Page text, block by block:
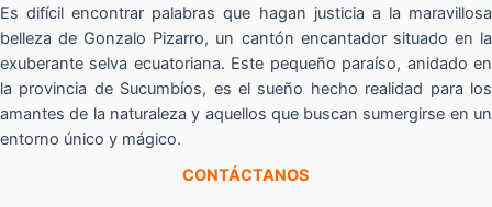
Es difícil encontrar palabras que hagan justicia a la maravillosa
belleza de Gonzalo Pizarro, un cantón encantador situado en la
exuberante selva ecuatoriana. Este pequeño paraíso, anidado en
la provincia de Sucumbíos, es el sueño hecho realidad para los
amantes de la naturaleza y aquellos que buscan sumergirse en un
entorno único y mágico.
CONTÁCTANOS